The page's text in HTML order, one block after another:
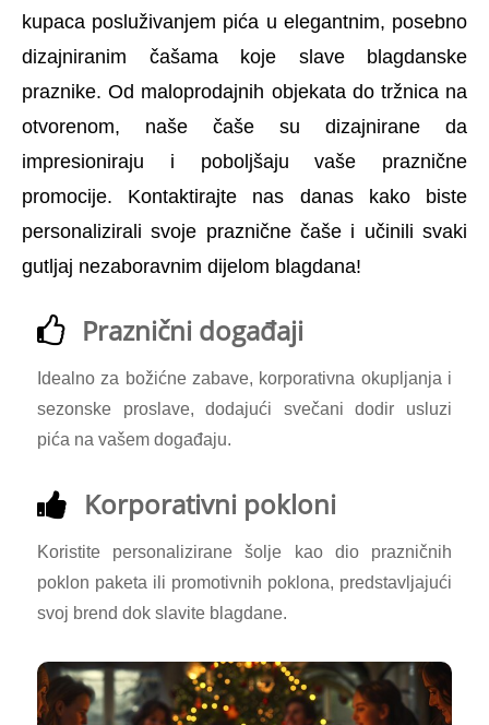
kupaca posluživanjem pića u elegantnim, posebno
dizajniranim čašama koje slave blagdanske
praznike. Od maloprodajnih objekata do tržnica na
otvorenom, naše čaše su dizajnirane da
impresioniraju i poboljšaju vaše praznične
promocije. Kontaktirajte nas danas kako biste
personalizirali svoje praznične čaše i učinili svaki
gutljaj nezaboravnim dijelom blagdana!
Praznični događaji
Idealno za božićne zabave, korporativna okupljanja i
sezonske proslave, dodajući svečani dodir usluzi
pića na vašem događaju.
Korporativni pokloni
Koristite personalizirane šolje kao dio prazničnih
poklon paketa ili promotivnih poklona, ​​predstavljajući
svoj brend dok slavite blagdane.